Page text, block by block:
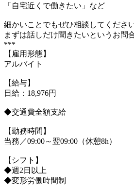
「自宅近くで働きたい」など
細かいことでもぜひ相談してくださ
まずは話しだけ聞きたいというお問
***
【雇用形態】
アルバイト
【給与】
日給：18,976円
◆交通費全額支給
【勤務時間】
当務／09:00～翌09:00（休憩8h）
【シフト】
◆週2日以上
◆変形労働時間制